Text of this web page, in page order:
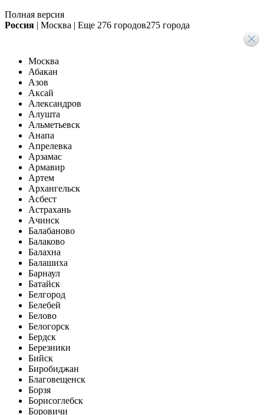
Полная версия
Россия | Москва | Еще 276 городов275 города
Москва
Абакан
Азов
Аксай
Александров
Алушта
Альметьевск
Анапа
Апрелевка
Арзамас
Армавир
Артем
Архангельск
Асбест
Астрахань
Ачинск
Балабаново
Балаково
Балахна
Балашиха
Барнаул
Батайск
Белгород
Белебей
Белово
Белогорск
Бердск
Березники
Бийск
Биробиджан
Благовещенск
Борзя
Борисоглебск
Боровичи